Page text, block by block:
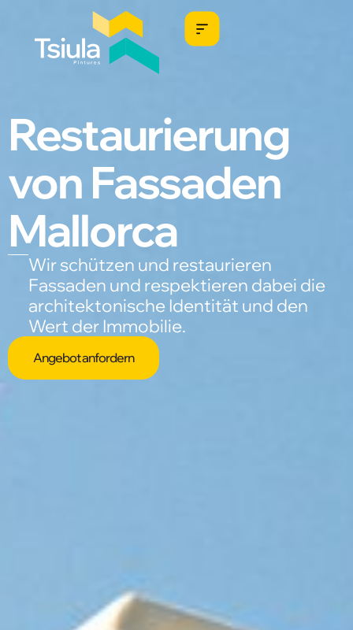
Restaurierung
von Fassaden
Mallorca
Wir schützen und restaurieren
Fassaden und respektieren dabei die
architektonische Identität und den
Wert der Immobilie.
Angebot anfordern